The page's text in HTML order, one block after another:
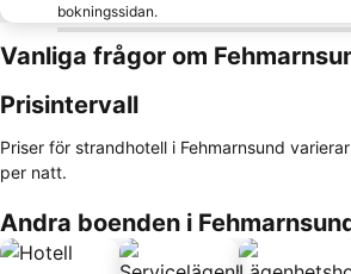
bokningssidan.
Vanliga frågor om
Prisintervall
Priser för strandhotell i Fehmarnsund
per natt.
Andra boenden i